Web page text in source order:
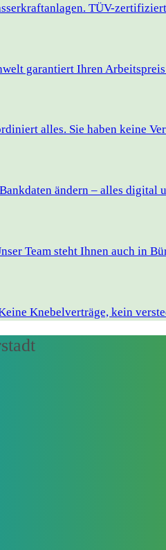
TÜV-
garantiert Ihren
alles. Sie haben keine
ändern – alles digital
Team steht Ihnen auch in
Knebelverträge, kein